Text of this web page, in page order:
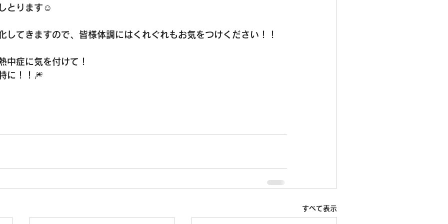
とります☺️
してきますので、皆様体調にはくれぐれもお気をつけください！！
中症に気を付けて！
に！！🎆
すべて表示